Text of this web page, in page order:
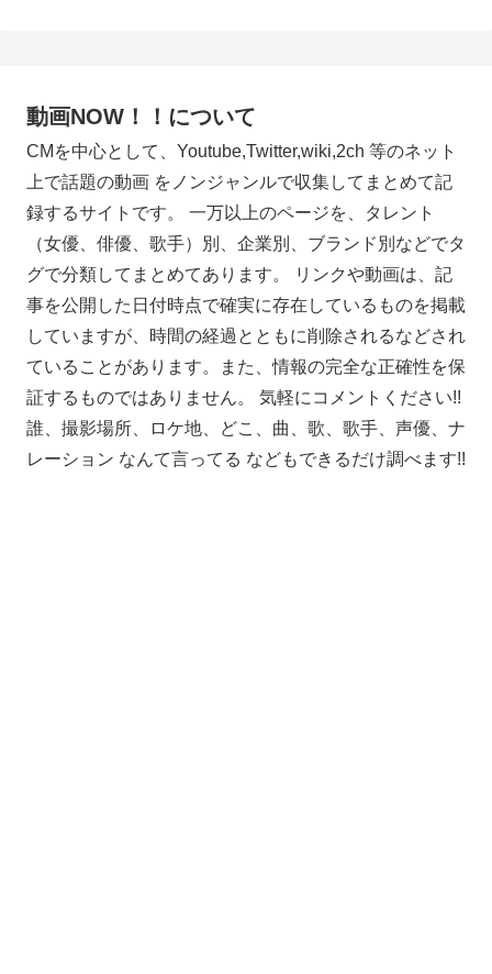
動画NOW！！について
CMを中心として、Youtube,Twitter,wiki,2ch 等のネット
上で話題の動画 をノンジャンルで収集してまとめて記
録するサイトです。 一万以上のページを、タレント
（女優、俳優、歌手）別、企業別、ブランド別などでタ
グで分類してまとめてあります。 リンクや動画は、記
事を公開した日付時点で確実に存在しているものを掲載
していますが、時間の経過とともに削除されるなどされ
ていることがあります。また、情報の完全な正確性を保
証するものではありません。 気軽にコメントください!!
誰、撮影場所、ロケ地、どこ、曲、歌、歌手、声優、ナ
レーション なんて言ってる などもできるだけ調べます!!